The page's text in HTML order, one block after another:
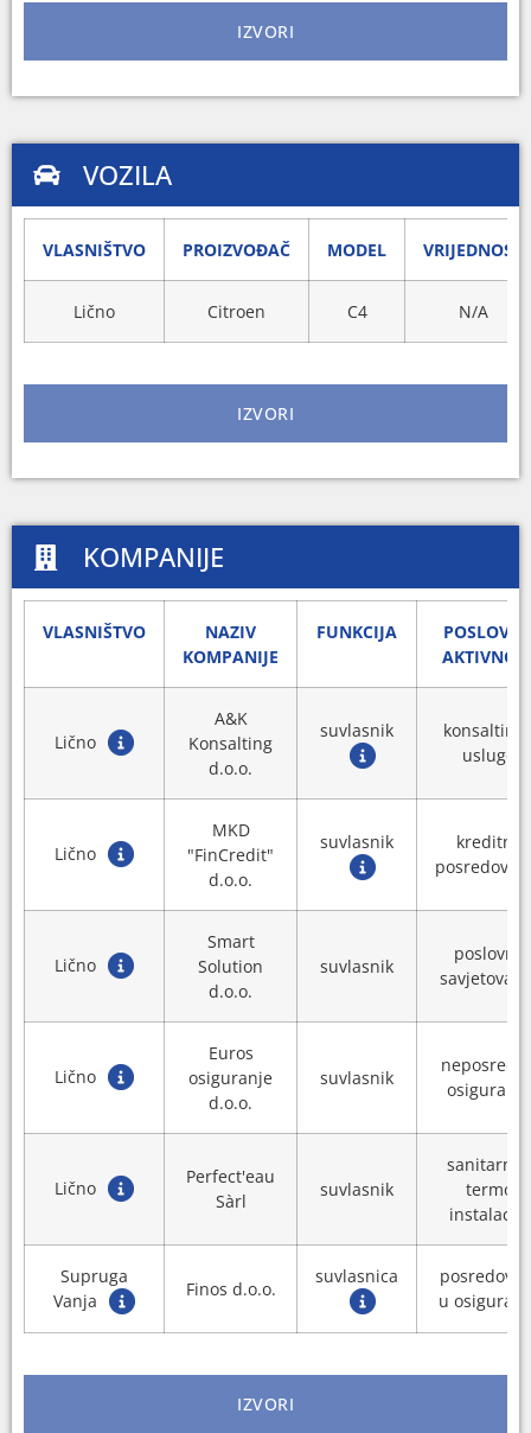
IZVORI
VOZILA
VLASNIŠTVO PROIZVOĐAČ MODEL VRIJEDNOST
Lično Citroen C4 N/A
IZVORI
KOMPANIJE
VLASNIŠTVO
NAZIV
KOMPANIJE
FUNKCIJA
Lično
A&K
Konsalting
d.o.o.
suvlasnik
konsalting
usluge
Lično
MKD
"FinCredit"
d.o.o.
suvlasnik
kreditno
Lično
Smart
Solution
d.o.o.
suvlasnik
poslovno
Lično
Euros
osiguranje
d.o.o.
suvlasnik
osiguranje
Lično
Perfect'eau
Sàrl
suvlasnik
sanitarne i
termo
instalacije
Supruga
Vanja
Finos d.o.o.
suvlasnica
u
IZVORI